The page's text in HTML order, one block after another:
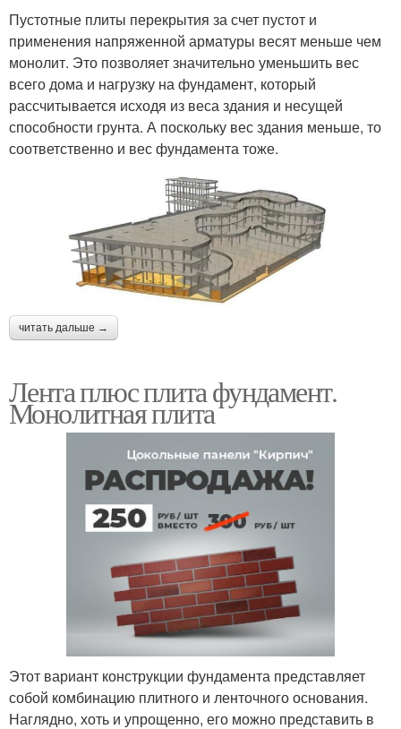
Пустотные плиты перекрытия за счет пустот и
применения напряженной арматуры весят меньше чем
монолит. Это позволяет значительно уменьшить вес
всего дома и нагрузку на фундамент, который
рассчитывается исходя из веса здания и несущей
способности грунта. А поскольку вес здания меньше, то
соответственно и вес фундамента тоже.
читать дальше →
Лента плюс плита фундамент.
Монолитная плита
Этот вариант конструкции фундамента представляет
собой комбинацию плитного и ленточного основания.
Наглядно, хоть и упрощенно, его можно представить в